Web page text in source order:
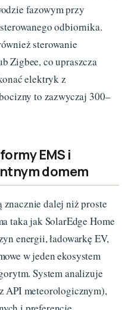
fazowym przy
odbiornika.
sterowanie
Zigbee, co upraszcza
elektryk z
to zazwyczaj 300–
EMS i
domem
znacznie dalej niż proste
taka jak SolarEdge Home
energii, ładowarkę EV,
w jeden ekosystem
System analizuje
API meteorologicznym),